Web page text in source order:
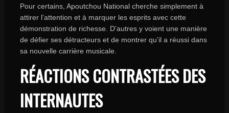
Pour certains, Apoutchou National cherche simplement à
attirer l’attention et à marquer les esprits avec cette
démonstration de richesse. D’autres y voient une manière
de défier ses détracteurs et de montrer qu’il a réussi dans
sa nouvelle carrière musicale.
RÉACTIONS CONTRASTÉES DES
INTERNAUTES